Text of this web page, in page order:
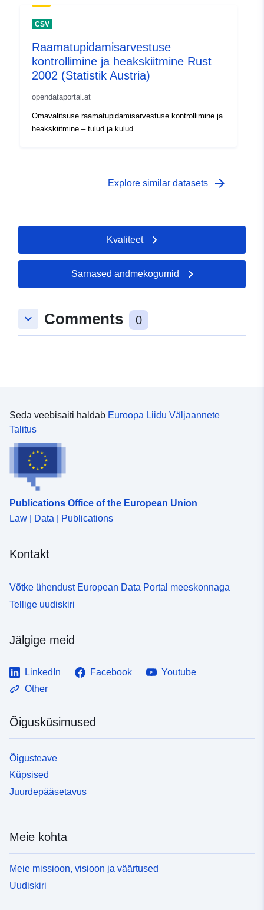
CSV
Raamatupidamisarvestuse
kontrollimine ja heakskiitmine Rust
2002 (Statistik Austria)
opendataportal.at
Omavalitsuse raamatupidamisarvestuse kontrollimine ja
heakskiitmine – tulud ja kulud
Explore similar datasets arrow_forward
Kvaliteet
Sarnased andmekogumid
keyboard_arrow_down Comments 0
Seda veebisaiti haldab Euroopa Liidu Väljaannete
Talitus
Publications Office of the European Union
Law | Data | Publications
Kontakt
Võtke ühendust European Data Portal meeskonnaga
Tellige uudiskiri
Jälgige meid
LinkedIn Facebook
Youtube
Other
Õigusküsimused
Õigusteave
Küpsised
Juurdepääsetavus
Meie kohta
Meie missioon, visioon ja väärtused
Uudiskiri